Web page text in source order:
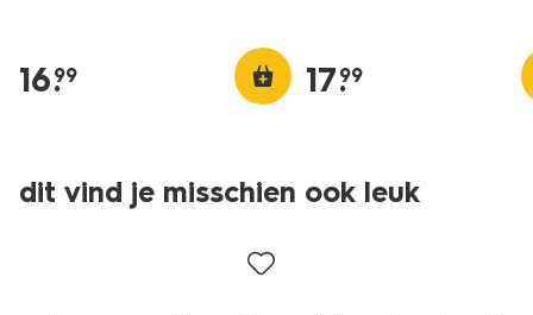
16.
99 17.
99
dit vind je misschien ook leuk